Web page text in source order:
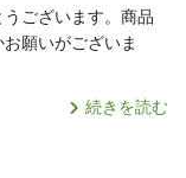
ございます。商品
願いがございま
続きを読む